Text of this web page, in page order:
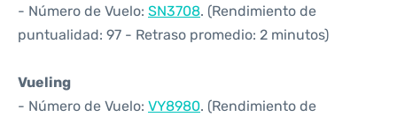
- Número de Vuelo: SN3708. (Rendimiento de
puntualidad: 97 - Retraso promedio: 2 minutos)
Vueling
- Número de Vuelo: VY8980. (Rendimiento de